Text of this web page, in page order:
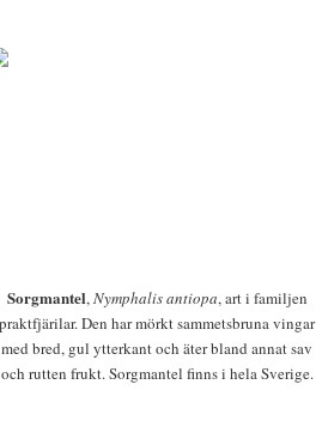
Sorgmantel,Nymphalis antiopa, art i familjen
praktfjärilar. Den har mörkt sammetsbruna vingar
med bred, gul ytterkant och äter bland annat sav
och rutten frukt. Sorgmantel finns i hela Sverige.